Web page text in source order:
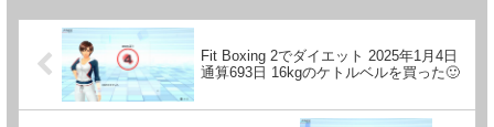
Fit Boxing 2でダイエット 2025年1月4日
通算693日 16kgのケトルベルを買った🙂